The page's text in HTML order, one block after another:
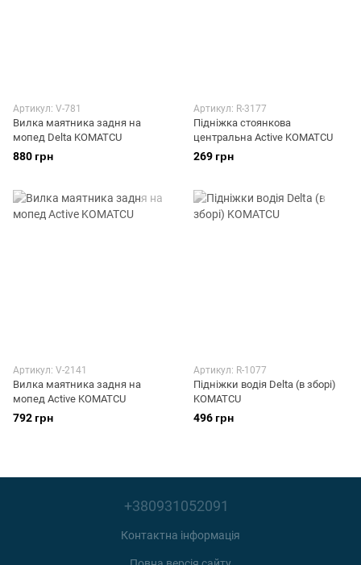
Артикул: V-781
Вилка маятника задня на
мопед Delta KOMATCU
880 грн
Артикул: R-3177
Підніжка стоянкова
центральна Active KOMATCU
269 грн
Артикул: V-2141
Вилка маятника задня на
мопед Active KOMATCU
792 грн
Артикул: R-1077
Підніжки водія Delta (в зборі)
KOMATCU
496 грн
+380931052091
Контактна інформація